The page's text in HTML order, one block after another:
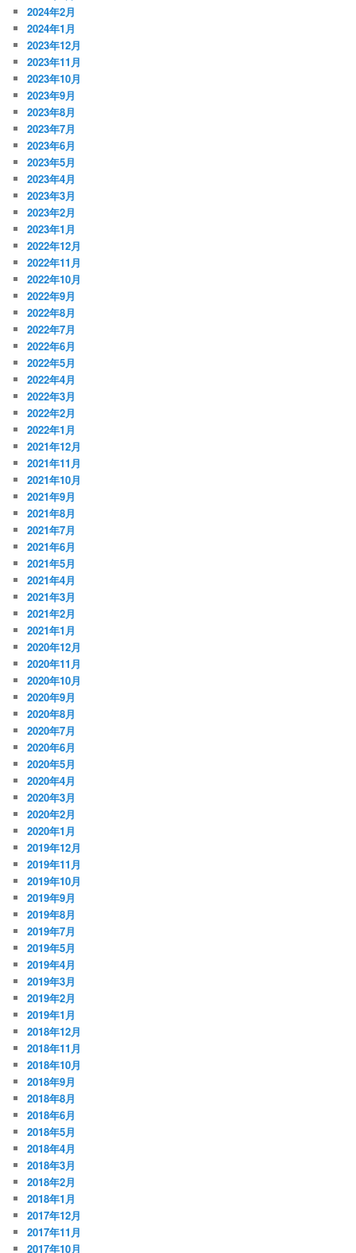
2024年2月
2024年1月
2023年12月
2023年11月
2023年10月
2023年9月
2023年8月
2023年7月
2023年6月
2023年5月
2023年4月
2023年3月
2023年2月
2023年1月
2022年12月
2022年11月
2022年10月
2022年9月
2022年8月
2022年7月
2022年6月
2022年5月
2022年4月
2022年3月
2022年2月
2022年1月
2021年12月
2021年11月
2021年10月
2021年9月
2021年8月
2021年7月
2021年6月
2021年5月
2021年4月
2021年3月
2021年2月
2021年1月
2020年12月
2020年11月
2020年10月
2020年9月
2020年8月
2020年7月
2020年6月
2020年5月
2020年4月
2020年3月
2020年2月
2020年1月
2019年12月
2019年11月
2019年10月
2019年9月
2019年8月
2019年7月
2019年5月
2019年4月
2019年3月
2019年2月
2019年1月
2018年12月
2018年11月
2018年10月
2018年9月
2018年8月
2018年6月
2018年5月
2018年4月
2018年3月
2018年2月
2018年1月
2017年12月
2017年11月
2017年10月